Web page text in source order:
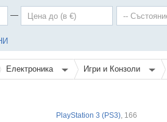
—
Електроника Игри и Конзоли
PlayStation 3 (PS3), 166